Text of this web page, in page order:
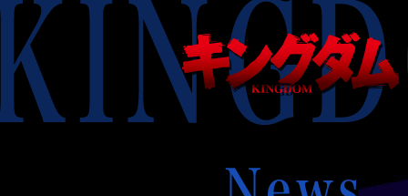
KINGDOM
キ
ン
グ
ダ
KINGDOM
News